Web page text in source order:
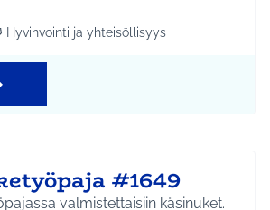
mukaan: Koko Tuusula
tulokset teeman mukaan: Hyvinvointi ja
Hyvinvointi ja yhteisöllisyys
#1649
valmistettaisiin käsinuket.